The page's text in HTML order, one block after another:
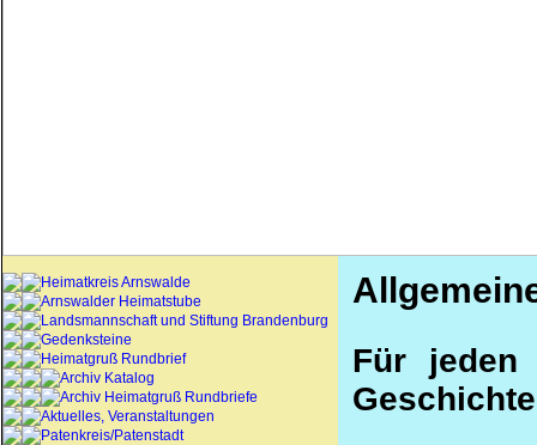
Heimatkreis Arnswalde
Arnswalder Heimatstube
Landsmannschaft und Stiftung Brandenburg
Gedenksteine
Heimatgruß Rundbrief
Archiv Katalog
Archiv Heimatgruß Rundbriefe
Aktuelles, Veranstaltungen
Patenkreis/Patenstadt
Für jeden